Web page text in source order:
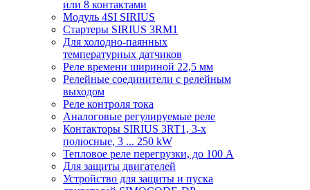
или 8 контактами
Модуль 4SI SIRIUS
Стартеры SIRIUS 3RM1
Для холодно-паянных
температурных датчиков
Реле времени шириной 22,5 мм
Релейные соединители с релейным
выходом
Реле контроля тока
Аналоговые регулируемые реле
Контакторы SIRIUS 3RT1, 3-х
полюсные, 3 ... 250 kW
Тепловое реле перегрузки, до 100 A
Для защиты двигателей
Устройство для защиты и пуска